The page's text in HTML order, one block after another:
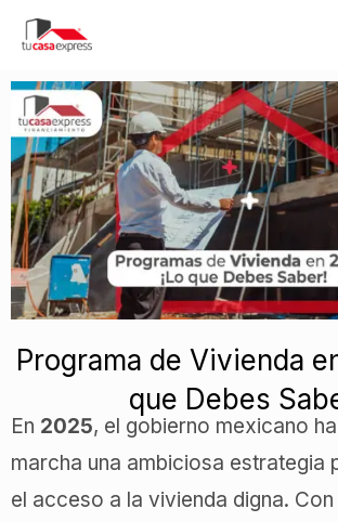
Programa de Vivienda
que Debes
En 2025, el gobierno mexicano
marcha una ambiciosa estrategia
el acceso a la vivienda digna.